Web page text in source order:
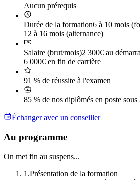
Aucun prérequis
Durée de la formation6 à 10 mois
12 à 16 mois (alternance)
Salaire (brut/mois)2 300€ au
6 000€ en fin de carrière
91 % de réussite à l'examen
85 % de nos diplômés en poste sous
Échanger avec un conseiller
Au programme
On met fin au suspens...
1 .Présentation de la formation